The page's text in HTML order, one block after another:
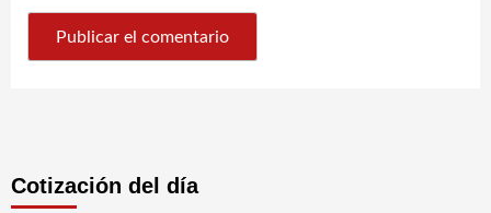
Cotización del día